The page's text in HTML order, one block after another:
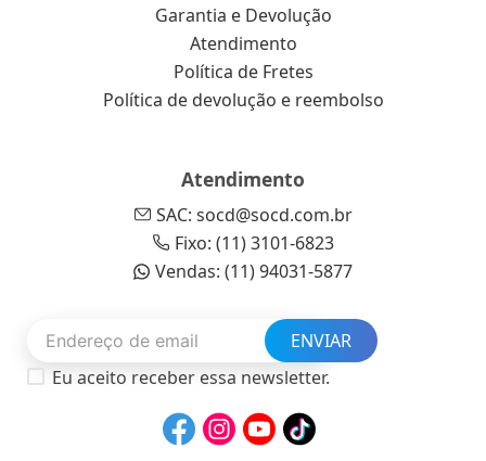
Garantia e Devolução
Atendimento
Política de Fretes
Política de devolução e reembolso
Atendimento
SAC: socd@socd.com.br
Fixo: (11) 3101-6823
Vendas: (11) 94031-5877
ENVIAR
Eu aceito receber essa newsletter.